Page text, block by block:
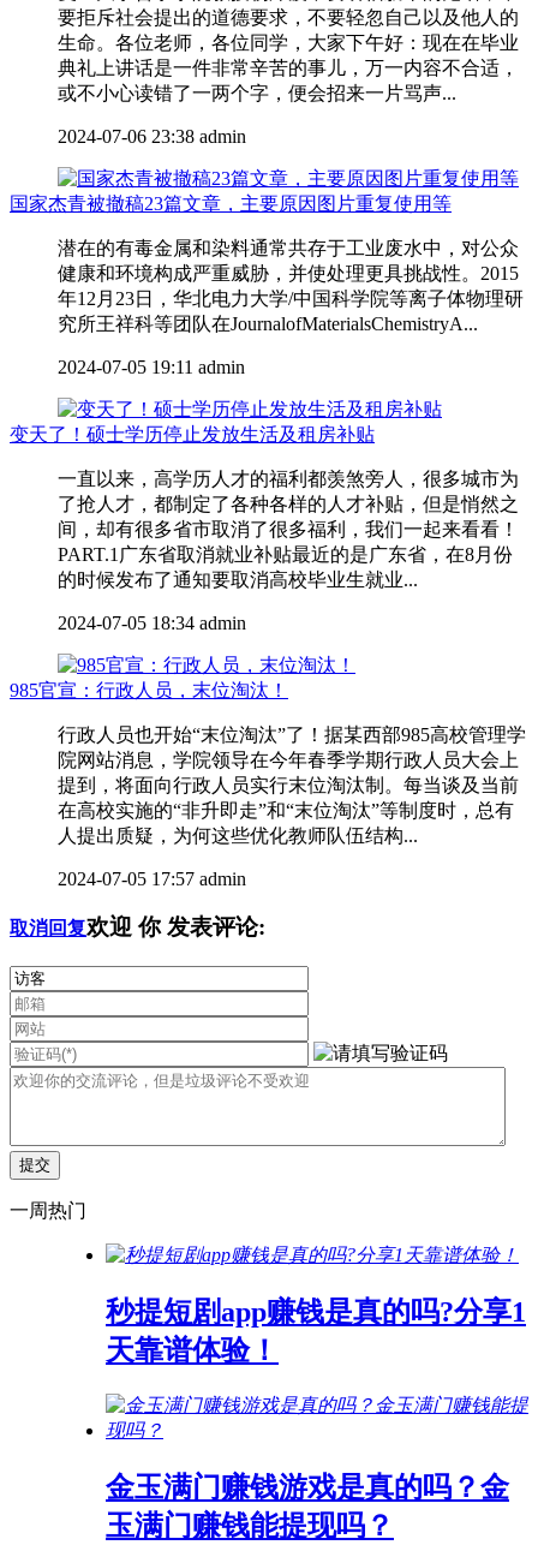
要拒斥社会提出的道德要求，不要轻忽自己以及他人的
生命。各位老师，各位同学，大家下午好：现在在毕业
典礼上讲话是一件非常辛苦的事儿，万一内容不合适，
或不小心读错了一两个字，便会招来一片骂声...
2024-07-06 23:38 admin
国家杰青被撤稿23篇文章，主要原因图片重复使用等
潜在的有毒金属和染料通常共存于工业废水中，对公众
健康和环境构成严重威胁，并使处理更具挑战性。2015
年12月23日，华北电力大学/中国科学院等离子体物理研
究所王祥科等团队在JournalofMaterialsChemistryA...
2024-07-05 19:11 admin
变天了！硕士学历停止发放生活及租房补贴
一直以来，高学历人才的福利都羡煞旁人，很多城市为
了抢人才，都制定了各种各样的人才补贴，但是悄然之
间，却有很多省市取消了很多福利，我们一起来看看！
PART.1广东省取消就业补贴最近的是广东省，在8月份
的时候发布了通知要取消高校毕业生就业...
2024-07-05 18:34 admin
985官宣：行政人员，末位淘汰！
行政人员也开始“末位淘汰”了！据某西部985高校管理学
院网站消息，学院领导在今年春季学期行政人员大会上
提到，将面向行政人员实行末位淘汰制。每当谈及当前
在高校实施的“非升即走”和“末位淘汰”等制度时，总有
人提出质疑，为何这些优化教师队伍结构...
2024-07-05 17:57 admin
取消回复欢迎 你发表评论:
一周热门
秒提短剧app赚钱是真的吗?分享1
天靠谱体验！
金玉满门赚钱游戏是真的吗？金
玉满门赚钱能提现吗？